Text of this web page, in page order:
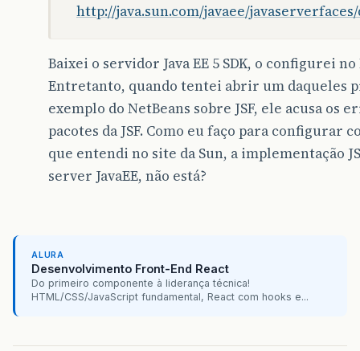
http://java.sun.com/javaee/
Baixei o servidor Java EE 5 SDK, o configurei no
Entretanto, quando tentei abrir um daqueles
exemplo do NetBeans sobre JSF, ele acusa os
pacotes da JSF. Como eu faço para configurar
que entendi no site da Sun, a implementação
server JavaEE, não está?
ALURA
Desenvolvimento Front-End React
Do primeiro componente à liderança técnica!
HTML/CSS/JavaScript fundamental, React com hooks e...